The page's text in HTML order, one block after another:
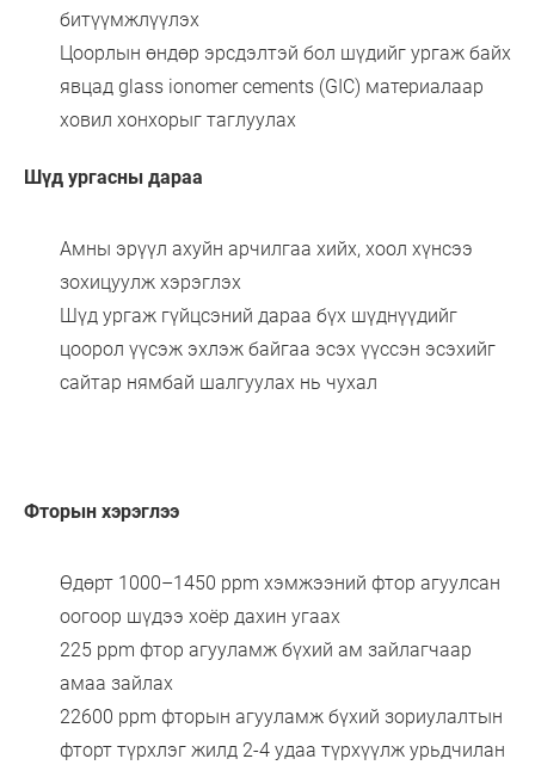
битүүмжлүүлэх
Цоорлын өндөр эрсдэлтэй бол шүдийг ургаж байх
явцад glass ionomer cements (GIC) материалаар
ховил хонхорыг таглуулах
Шүд ургасны дараа
Амны эрүүл ахуйн арчилгаа хийх, хоол хүнсээ
зохицуулж хэрэглэх
Шүд ургаж гүйцсэний дараа бүх шүднүүдийг
цоорол үүсэж эхлэж байгаа эсэх үүссэн эсэхийг
сайтар нямбай шалгуулах нь чухал
Фторын хэрэглээ
Өдөрт 1000–1450 ppm хэмжээний фтор агуулсан
оогоор шүдээ хоёр дахин угаах
225 ppm фтор агууламж бүхий ам зайлагчаар
амаа зайлах
22600 ppm фторын агууламж бүхий зориулалтын
фторт түрхлэг жилд 2-4 удаа түрхүүлж урьдчилан